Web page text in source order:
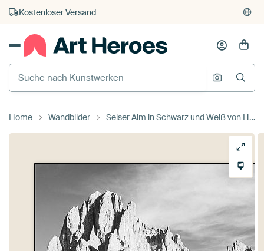
Kauf auf Rechnung
Individueller Druck auf Bestellung
Home Wandbilder Seiser Alm in Schwarz und Weiß von Henk Meijer Photography